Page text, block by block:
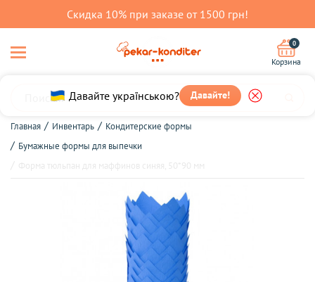
Скидка 10% при заказе от 1500 грн!
Давайте українською? Давайте!
0
Корзина
Главная Инвентарь
Кондитерские формы
Бумажные формы для выпечки